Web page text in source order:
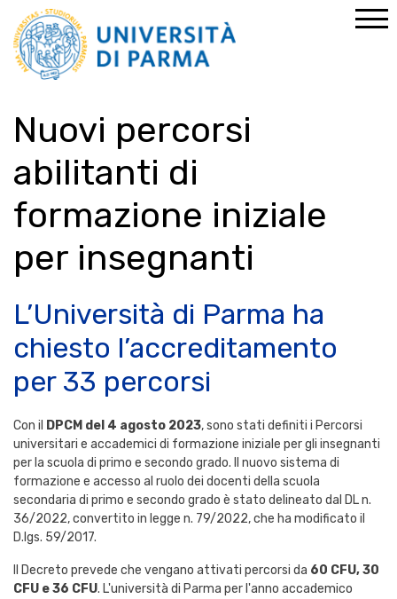
Home
Nuovi percorsi abilitanti di formazione iniziale per
insegnanti
Nuovi percorsi
abilitanti di
formazione iniziale
per insegnanti
L’Università di Parma ha
chiesto l’accreditamento
per 33 percorsi
Con il DPCM del 4 agosto 2023, sono stati definiti i Percorsi
universitari e accademici di formazione iniziale per gli insegnanti
per la scuola di primo e secondo grado. Il nuovo sistema di
formazione e accesso al ruolo dei docenti della scuola
secondaria di primo e secondo grado è stato delineato dal DL n.
36/2022, convertito in legge n. 79/2022, che ha modificato il
D.lgs. 59/2017.
Il Decreto prevede che vengano attivati percorsi da 60 CFU, 30
CFU e 36 CFU. L'università di Parma per l'anno accademico